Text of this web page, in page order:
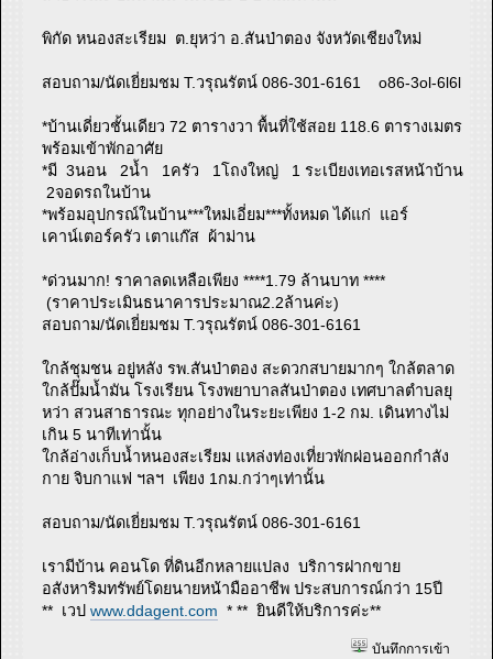
พิกัด หนองสะเรียม ต.ยุหว่า อ.สันป่าตอง จังหวัดเชียงใหม่
สอบถาม/นัดเยี่ยมชม T.วรุณรัตน์ 086-301-6161 o86-3ol-6l6l
*บ้านเดี่ยวชั้นเดียว 72 ตารางวา พื้นที่ใช้สอย 118.6 ตารางเมตร
พร้อมเข้าพักอาศัย
*มี 3นอน 2น้ำ 1ครัว 1โถงใหญ่ 1 ระเบียงเทอเรสหน้าบ้าน
2จอดรถในบ้าน
*พร้อมอุปกรณ์ในบ้าน***ใหม่เอี่ยม***ทั้งหมด ได้แก่ แอร์
เคาน์เตอร์ครัว เตาแก๊ส ผ้าม่าน
*ด่วนมาก! ราคาลดเหลือเพียง ****1.79 ล้านบาท ****
(ราคาประเมินธนาคารประมาณ2.2ล้านค่ะ)
สอบถาม/นัดเยี่ยมชม T.วรุณรัตน์ 086-301-6161
ใกล้ชุมชน อยู่หลัง รพ.สันป่าตอง สะดวกสบายมากๆ ใกล้ตลาด
ใกล้ปั๊มน้ำมัน โรงเรียน โรงพยาบาลสันป่าตอง เทศบาลตำบลยุ
หว่า สวนสาธารณะ ทุกอย่างในระยะเพียง 1-2 กม. เดินทางไม่
เกิน 5 นาทีเท่านั้น
ใกล้อ่างเก็บน้ำหนองสะเรียม แหล่งท่องเที่ยวพักผ่อนออกกำลัง
กาย จิบกาแฟ ฯลฯ เพียง 1กม.กว่าๆเท่านั้น
สอบถาม/นัดเยี่ยมชม T.วรุณรัตน์ 086-301-6161
เรามีบ้าน คอนโด ที่ดินอีกหลายแปลง บริการฝากขาย
อสังหาริมทรัพย์โดยนายหน้ามืออาชีพ ประสบการณ์กว่า 15ปี
** เวปwww.ddagent.com * ** ยินดีให้บริการค่ะ**
บันทึกการเข้า